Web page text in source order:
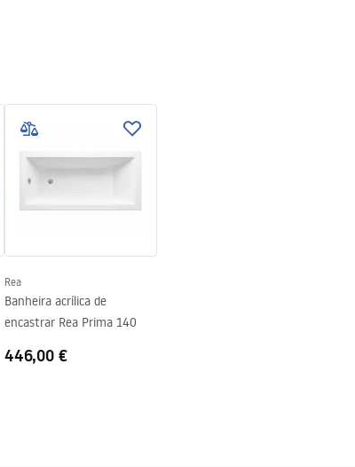
Rea
Banheira acrílica de
encastrar Rea Prima 140
446,00 €